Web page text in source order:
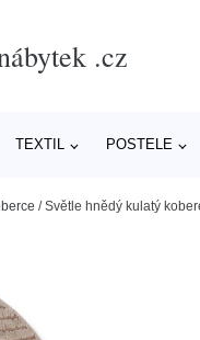
.cz
TEXTIL POSTELE
/Světle hnědý kulatý